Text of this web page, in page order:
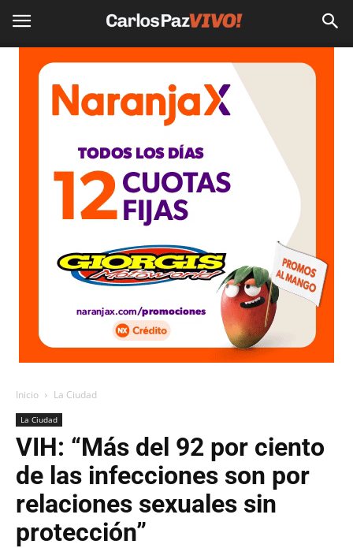
Inicio La Ciudad
La Ciudad
VIH: “Más del 92 por ciento
de las infecciones son por
relaciones sexuales sin
protección”